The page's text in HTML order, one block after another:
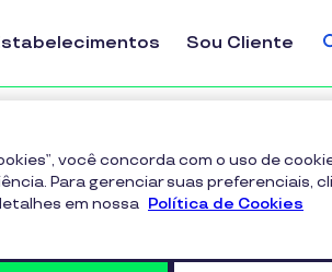
Sou Cliente
você concorda com o uso de
Para gerenciar suas preferenciais,
em nossa Política de Cookies